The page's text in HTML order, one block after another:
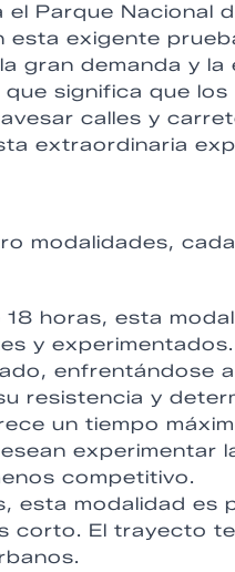
Parque Nacional
exigente
gran demanda y la
significa que
calles y
extraordinaria
modalidades,
18 horas, esta
y
enfrentándose
resistencia y
un tiempo
experimentar
competitivo.
esta modalidad es
corto. El trayecto